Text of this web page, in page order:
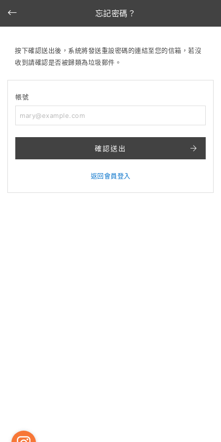
忘記密碼？
按下確認送出後，系統將發送重設密碼的連結至您的信箱，若沒
收到請確認是否被歸類為垃圾郵件。
帳號
確認送出
返回會員登入